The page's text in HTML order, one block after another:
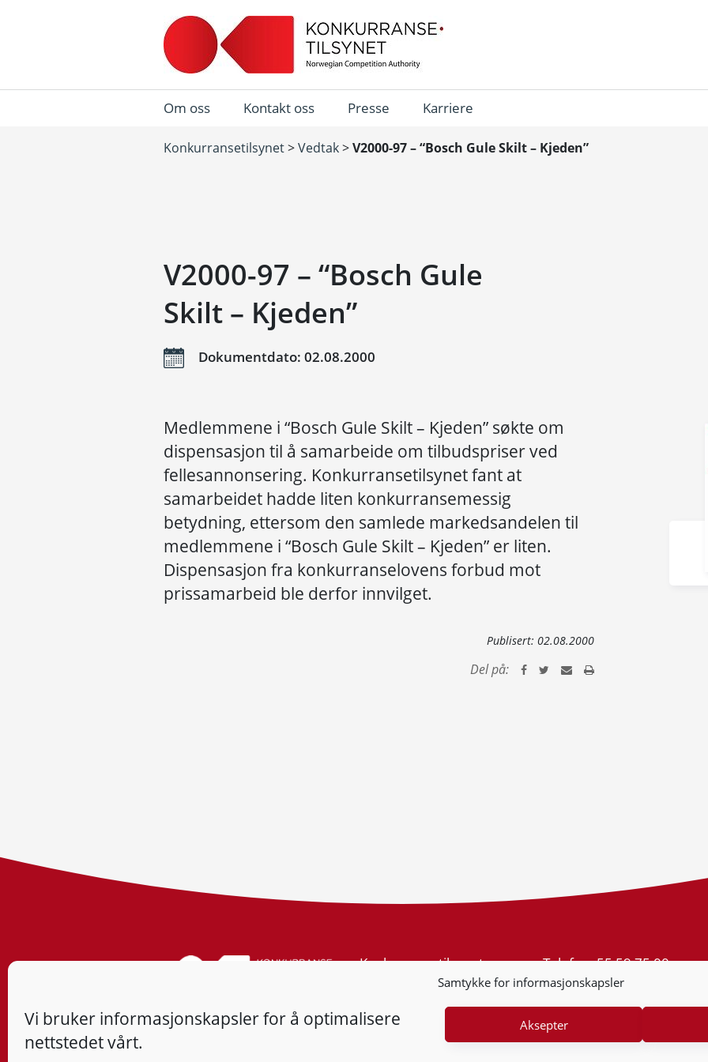
Samtykke for informasjonskapsler
Vi bruker informasjonskapsler for å optimalisere
nettstedet vårt.
Aksepter
Om oss Kontakt oss Presse Karriere
Konkurransetilsynet>Vedtak>V2000-97 – “Bosch Gule Skilt – Kjeden”
V2000-97 – “Bosch Gule
Skilt – Kjeden”
Dokumentdato: 02.08.2000
Medlemmene i “Bosch Gule Skilt – Kjeden” søkte om
dispensasjon til å samarbeide om tilbudspriser ved
fellesannonsering. Konkurransetilsynet fant at
samarbeidet hadde liten konkurransemessig
betydning, ettersom den samlede markedsandelen til
medlemmene i “Bosch Gule Skilt – Kjeden” er liten.
Dispensasjon fra konkurranselovens forbud mot
prissamarbeid ble derfor innvilget.
Publisert: 02.08.2000
Del på:
Konkurransetilsynet
Postboks 439 Sentrum
Org.nr: 974 761 246
Telefon:55 59 75 00
E-post:post@kt.no
Nyhetsvarsel >>